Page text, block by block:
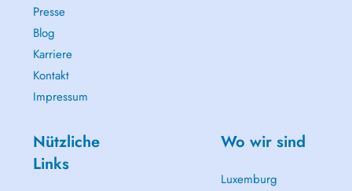
Presse
Blog
Karriere
Kontakt
Impressum
Nützliche
Links
Wo wir sind
Luxemburg